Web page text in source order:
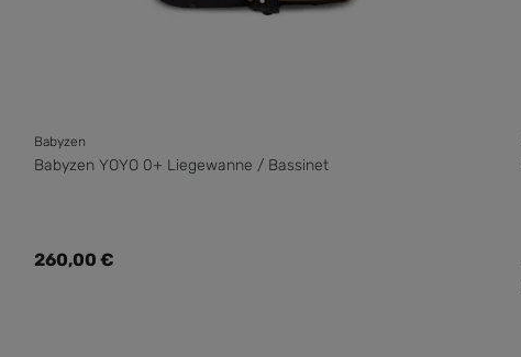
Babyzen
Babyzen YOYO 0+ Liegewanne / Bassinet
Regulärer Preis:
260,00 €